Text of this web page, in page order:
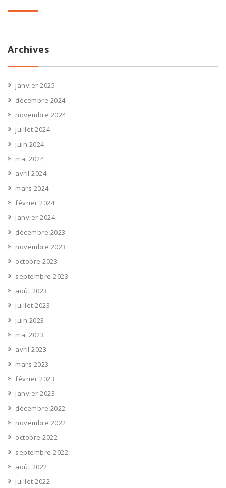
Archives
janvier 2025
décembre 2024
novembre 2024
juillet 2024
juin 2024
mai 2024
avril 2024
mars 2024
février 2024
janvier 2024
décembre 2023
novembre 2023
octobre 2023
septembre 2023
août 2023
juillet 2023
juin 2023
mai 2023
avril 2023
mars 2023
février 2023
janvier 2023
décembre 2022
novembre 2022
octobre 2022
septembre 2022
août 2022
juillet 2022